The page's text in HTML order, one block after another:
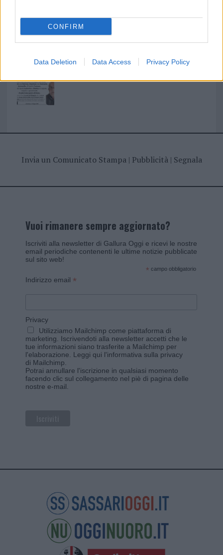
CONFIRM
Data Deletion Data Access Privacy Policy
I nostri cari
Invia un Comunicato Stampa| Pubblicità| Segnala
Vuoi rimanere sempre aggiornato?
Iscriviti alla newsletter di Gallura Oggi e ricevi le nostre
email periodiche contenenti le ultime notizie pubblicate
sul sito web!
* campo obbligatorio
Indirizzo email *
Privacy
Utilizziamo Mailchimp come piattaforma di
marketing. Iscrivendoti alla newsletter accetti che le
tue informazioni siano trasferite a Mailchimp per
l'elaborazione. Leggi qui l'informativa sulla privacy
di Mailchimp
Potrai annullare l'iscrizione in qualsiasi momento
facendo clic sul collegamento nel piè di pagina delle
nostre e-mail.